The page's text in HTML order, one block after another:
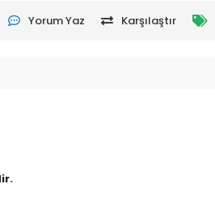
Yorum Yaz Karşılaştır